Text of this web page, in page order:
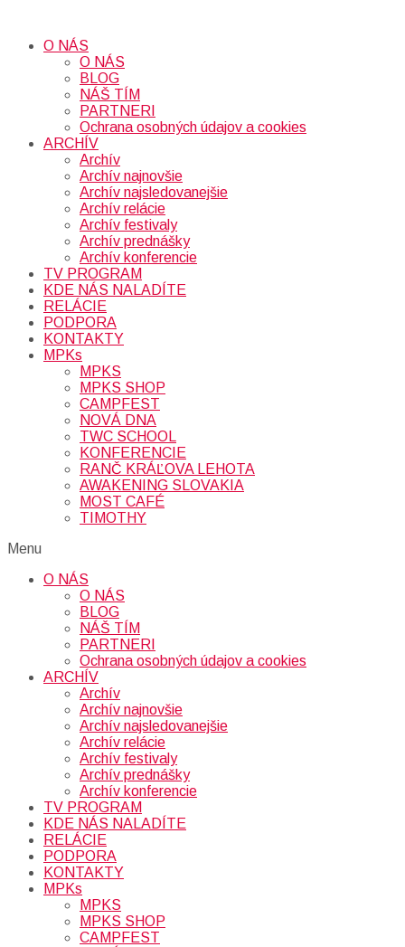
O NÁS
O NÁS
BLOG
NÁŠ TÍM
PARTNERI
Ochrana osobných údajov a cookies
ARCHÍV
Archív
Archív najnovšie
Archív najsledovanejšie
Archív relácie
Archív festivaly
Archív prednášky
Archív konferencie
TV PROGRAM
KDE NÁS NALADÍTE
RELÁCIE
PODPORA
KONTAKTY
MPKs
MPKS
MPKS SHOP
CAMPFEST
NOVÁ DNA
TWC SCHOOL
KONFERENCIE
RANČ KRÁĽOVA LEHOTA
AWAKENING SLOVAKIA
MOST CAFÉ
TIMOTHY
Menu
O NÁS
O NÁS
BLOG
NÁŠ TÍM
PARTNERI
Ochrana osobných údajov a cookies
ARCHÍV
Archív
Archív najnovšie
Archív najsledovanejšie
Archív relácie
Archív festivaly
Archív prednášky
Archív konferencie
TV PROGRAM
KDE NÁS NALADÍTE
RELÁCIE
PODPORA
KONTAKTY
MPKs
MPKS
MPKS SHOP
CAMPFEST